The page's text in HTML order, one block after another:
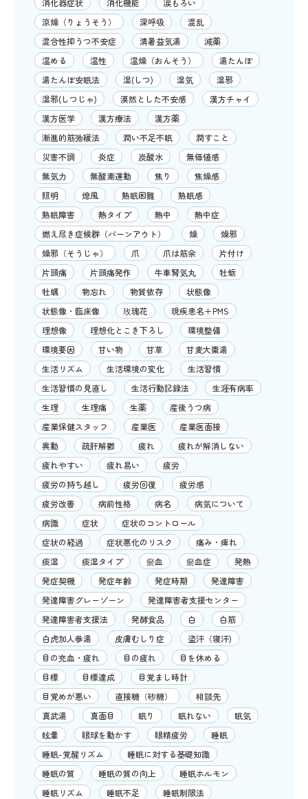
消化器症状 消化機能
涙もろい
涼燥（りょうそう）
深呼吸
混乱
混合性抑うつ不安症
清暑益気湯
減薬
温める
温性 温燥（おんそう）
湯たんぽ
湯たんぽ安眠法
湿(しつ) 湿気
湿邪
湿邪(しつじゃ)
漠然とした不安感
漢方チャイ
漢方医学
漢方療法
漢方薬
漸進的筋弛緩法
潤い不足不眠
潤すこと
災害不調
炎症 炭酸水
無価値感
無気力
無酸素運動 焦り
焦燥感
照明
熄風 熟眠困難
熟眠感
熟眠障害
熱タイプ 熱中
熱中症
燃え尽き症候群（バーンアウト）
燥
燥邪
燥邪（そうじゃ）
爪 爪は筋余
片付け
片頭痛
片頭痛発作 牛車腎気丸
牡蛎
牡蠣
物忘れ 物質依存
状態像
状態像・臨床像
玫瑰花
現疾患名＋PMS
理想像
理想化とこき下ろし
環境整備
環境要因
甘い物 甘草
甘麦大棗湯
生活リズム
生活環境の変化
生活習慣
生活習慣の見直し
生活行動記録法
生涯有病率
生理
生理痛 生薬
産後うつ病
産業保健スタッフ
産業医
産業医面接
異動
疏肝解鬱 疲れ
疲れが解消しない
疲れやすい
疲れ易い
疲労
疲労の持ち越し
疲労回復
疲労感
疲労改善
病前性格 病名
病気について
病識
症状
症状のコントロール
症状の経過
症状悪化のリスク
痛み・痺れ
痰湿
痰湿タイプ 瘀血 瘀血症
発熱
発症契機
発症年齢 発症時期
発達障害
発達障害グレーゾーン
発達障害者支援センター
発達障害者支援法
発酵食品 白
白筋
白虎加人参湯
皮膚むしり症
盗汗（寝汗)
目の充血・疲れ
目の疲れ
目を休める
目標
目標達成
目覚まし時計
目覚めが悪い
直接糖（砂糖）
相談先
真武湯
真面目 眠り 眠れない
眠気
眩暈
眼球を動かす 眼精疲労
睡眠
睡眠-覚醒リズム
睡眠に対する基礎知識
睡眠の質
睡眠の質の向上
睡眠ホルモン
睡眠リズム
睡眠不足
睡眠制限法